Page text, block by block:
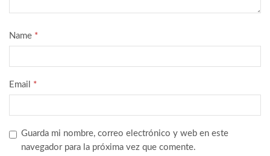
Name *
Email *
Guarda mi nombre, correo electrónico y web en este
navegador para la próxima vez que comente.